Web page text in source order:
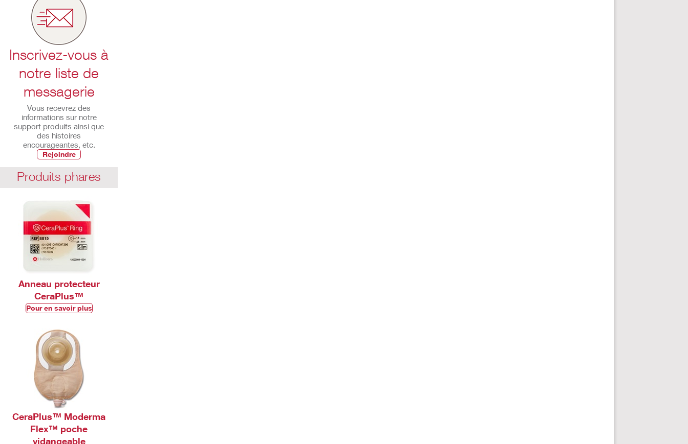
Inscrivez-vous à
notre liste de
messagerie
Vous recevrez des
informations sur notre
support produits ainsi que
des histoires
encourageantes, etc.
Rejoindre
Produits phares
Anneau protecteur
CeraPlus™
Pour en savoir plus
CeraPlus™ Moderma
Flex™ poche
vidangeable